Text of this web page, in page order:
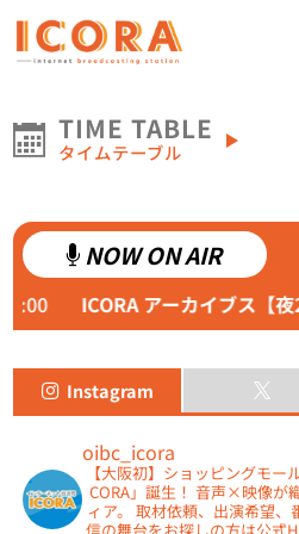
TIME TABLE
タイムテーブル
NOW ON AIR
アーカイブス【夜22時〜翌朝
Instagram
oibc_icora
【大阪初】ショッピングモ
CORA」誕生！ 音声×映像が
ィア。 取材依頼、出演希望、